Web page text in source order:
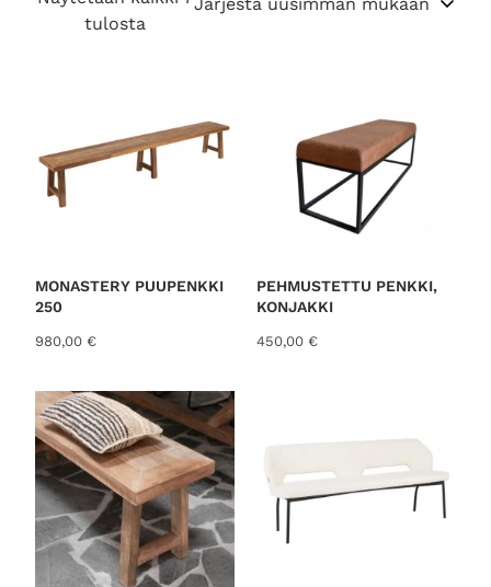
tulostaS
e
d
b
t
MONASTERY PUUPENKKI
250
980,00 €
PEHMUSTETTU PENKKI,
KONJAKKI
450,00 €